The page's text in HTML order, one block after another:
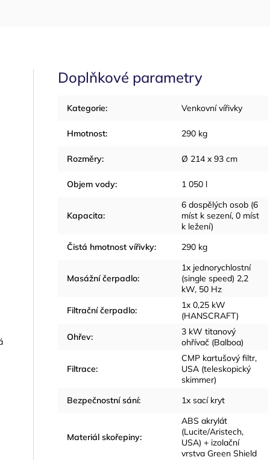
Doplňkové parametry
Kategorie: Venkovní vířivky
Hmotnost: 290 kg
Rozměry: Ø 214 x 93 cm
Objem vody: 1 050 l
Kapacita:
6 dospělých osob (6
míst k sezení, 0 míst
k ležení)
Čistá hmotnost vířivky: 290 kg
Masážní čerpadlo:
1x jednorychlostní
(single speed) 2,2
kW, 50 Hz
Filtrační čerpadlo:
1x 0,25 kW
(HANSCRAFT)
Ohřev:
3 kW titanový
ohřívač (Balboa)
Filtrace:
CMP kartušový filtr,
USA (teleskopický
skimmer)
Bezpečnostní sání: 1x sací kryt
Materiál skořepiny:
ABS akrylát
(Lucite/Aristech,
USA) + izolační
vrstva Green Shield